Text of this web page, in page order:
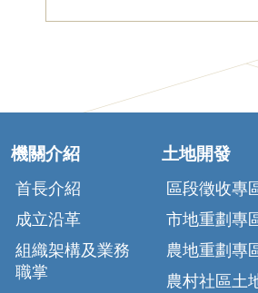
機關介紹
首長介紹
成立沿革
組織架構及業務
職掌
土地開發
區段徵收專
市地重劃專
農地重劃專
農村社區土